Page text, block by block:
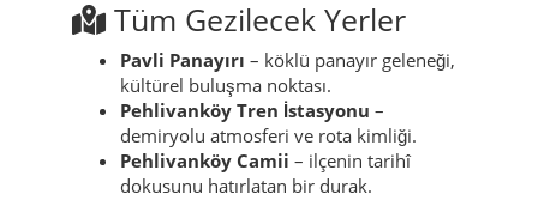
Tüm Gezilecek Yerler
Pavli Panayırı – köklü panayır geleneği,
kültürel buluşma noktası.
Pehlivanköy Tren İstasyonu –
demiryolu atmosferi ve rota kimliği.
Pehlivanköy Camii – ilçenin tarihî
dokusunu hatırlatan bir durak.